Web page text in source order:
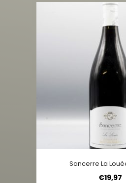
Sancerre La
€19,97